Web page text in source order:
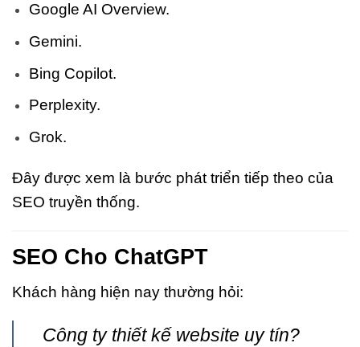
Google AI Overview.
Gemini.
Bing Copilot.
Perplexity.
Grok.
Đây được xem là bước phát triển tiếp theo của
SEO truyền thống.
SEO Cho ChatGPT
Khách hàng hiện nay thường hỏi:
Công ty thiết kế website uy tín?